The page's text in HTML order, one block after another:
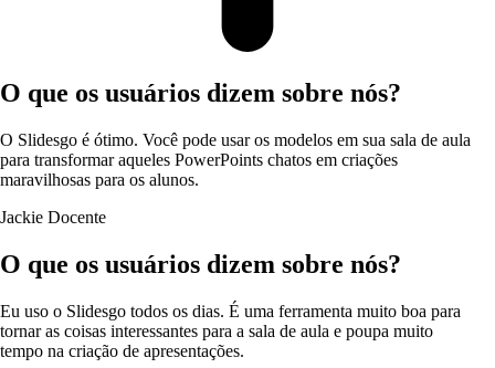
O que os usuários dizem sobre nós?
O Slidesgo é ótimo. Você pode usar os modelos em sua sala de aula
para transformar aqueles PowerPoints chatos em criações
maravilhosas para os alunos.
Jackie Docente
O que os usuários dizem sobre nós?
Eu uso o Slidesgo todos os dias. É uma ferramenta muito boa para
tornar as coisas interessantes para a sala de aula e poupa muito
tempo na criação de apresentações.